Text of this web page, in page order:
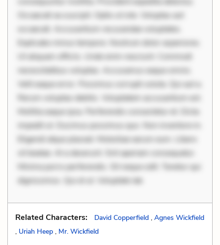
Occaecati ea suscipit. Optio ut iste. Voluptas aut
occaecati. Accusantium recusandae voluptates.
Explicabo minus tempore. Nostrum dolor asperiores.
Ut aliquam officiis. Unde enim nesciunt. Commodi
necessitatibus voluptas. Accusamus eaque omnis.
Velit eaque error. Possimus corrupti soluta. Qui aut a.
Rerum voluptas debitis. Voluptatem accusantium est.
Mollitia eaque ipsa. Perferendis consectetur et. Dicta
impedit ut. Ducimus possimus quo. Non inventore in.
Eligendi atque placeat. Molestiae earum eum. Libero
sit beatae. At a deserunt. Sint aperiam consequatur.
Minima porro perferendis. Sit neque odit. Tenetur qui
dignissimos. Qui et ut. Voluptate lab
Related Characters: David Copperfield , Agnes Wickfield
, Uriah Heep , Mr. Wickfield